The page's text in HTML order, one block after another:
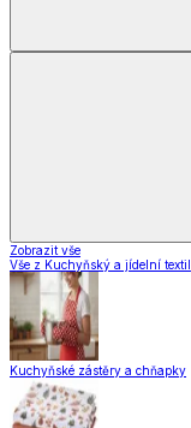
Zobrazit vše
Vše z Kuchyňský a jídelní textil
Kuchyňské zástěry a chňapky